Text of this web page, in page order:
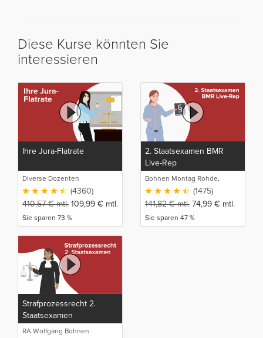
Diese Kurse könnten Sie
interessieren
Ihre Jura-Flatrate
Diverse Dozenten
(4360)
410,57€mtl. 109,99 € mtl.
Sie sparen 73 %
2. Staatsexamen BMR
Live-Rep
Bohnen Montag Rohde,
Juristische Intensivlehrgänge
(1475)
141,82€mtl. 74,99 € mtl.
Sie sparen 47 %
Strafprozessrecht 2.
Staatsexamen
RA Wolfgang Bohnen